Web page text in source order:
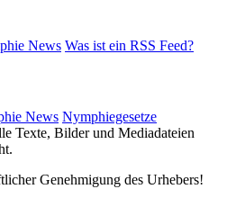
News Was ist ein RSS Feed?
News Nymphiegesetze
Texte, Bilder und Mediadateien
Genehmigung des Urhebers!